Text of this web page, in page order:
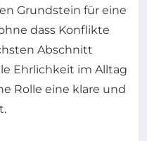
Grundstein für eine
dass Konflikte
Abschnitt
Ehrlichkeit im Alltag
Rolle eine klare und